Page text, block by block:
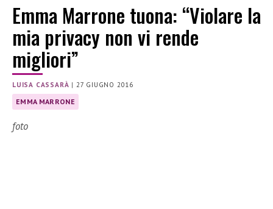
Emma Marrone tuona: “Violare la
mia privacy non vi rende
migliori”
LUISA CASSARÀ | 27 GIUGNO 2016
EMMA MARRONE
foto